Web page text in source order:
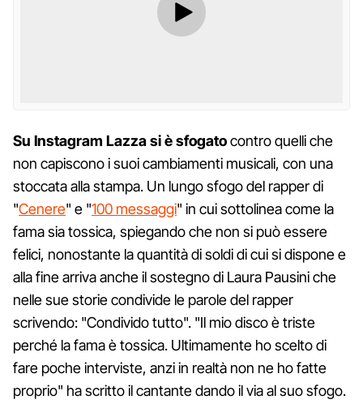
Su Instagram Lazza si è sfogatocontro quelli che
non capiscono i suoi cambiamenti musicali, con una
stoccata alla stampa. Un lungo sfogo del rapper di
"Cenere" e "100 messaggi" in cui sottolinea come la
fama sia tossica, spiegando che non si può essere
felici, nonostante la quantità di soldi di cui si dispone e
alla fine arriva anche il sostegno di Laura Pausini che
nelle sue storie condivide le parole del rapper
scrivendo: "Condivido tutto". "Il mio disco è triste
perché la fama è tossica. Ultimamente ho scelto di
fare poche interviste, anzi in realtà non ne ho fatte
proprio" ha scritto il cantante dando il via al suo sfogo.